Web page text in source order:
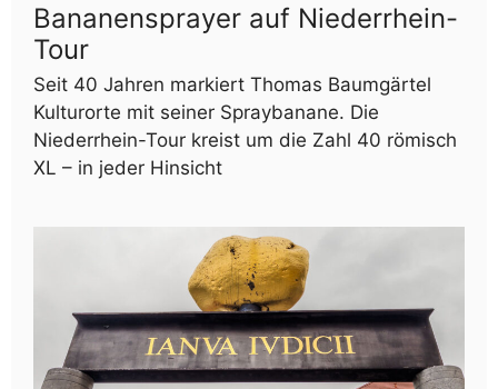
Bananensprayer auf Niederrhein-
Tour
Seit 40 Jahren markiert Thomas Baumgärtel
Kulturorte mit seiner Spraybanane. Die
Niederrhein-Tour kreist um die Zahl 40 römisch
XL – in jeder Hinsicht